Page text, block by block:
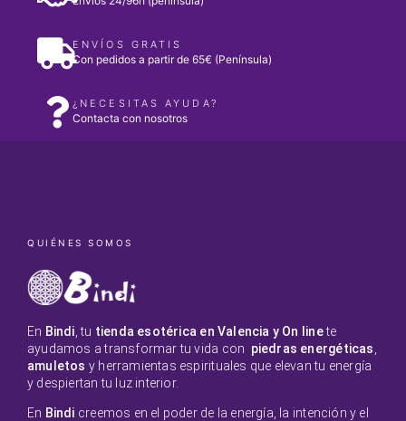
ENVÍOS GRATIS
Con pedidos a partir de 65€ (Península)
¿NECESITAS AYUDA?
Contacta con nosotros
QUIÉNES SOMOS
En Bindi , tu tienda esotérica en Valencia y On linete
ayudamos a transformar tu vida con piedras energéticas
amuletos y herramientas espirituales que elevan tu energía
y despiertan tu luz interior.
En Bindi creemos en el poder de la energía, la intención y el